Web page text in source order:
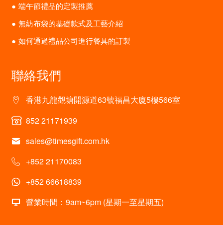
端午節禮品的定製推薦
無紡布袋的基礎款式及工藝介紹
如何通過禮品公司進行餐具的訂製
聯絡我們
香港九龍觀塘開源道63號福昌大廈5樓566室
852 21171939
sales@timesgift.com.hk
+852 21170083
+852 66618839
營業時間：9am~6pm (星期一至星期五)